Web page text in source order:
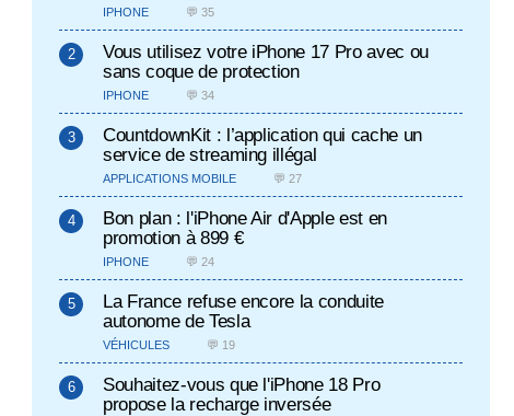
IPHONE 💬 35
Vous utilisez votre iPhone 17 Pro avec ou
sans coque de protection
IPHONE 💬 34
CountdownKit : l’application qui cache un
service de streaming illégal
APPLICATIONS MOBILE 💬 27
Bon plan : l'iPhone Air d'Apple est en
promotion à 899 €
IPHONE 💬 24
La France refuse encore la conduite
autonome de Tesla
VÉHICULES 💬 19
Souhaitez-vous que l'iPhone 18 Pro
propose la recharge inversée